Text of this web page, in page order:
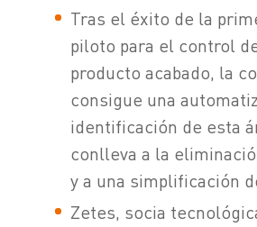
Tras el éxito de la
piloto para el control
producto acabado, la
consigue una
identificación de esta
conlleva a la
y a una simplificación
Zetes, socia